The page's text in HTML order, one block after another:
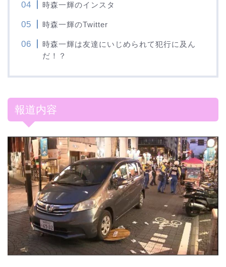
時森一輝のインスタ
時森一輝のTwitter
時森一輝は友達にいじめられて犯行に及ん
だ！？
報道内容